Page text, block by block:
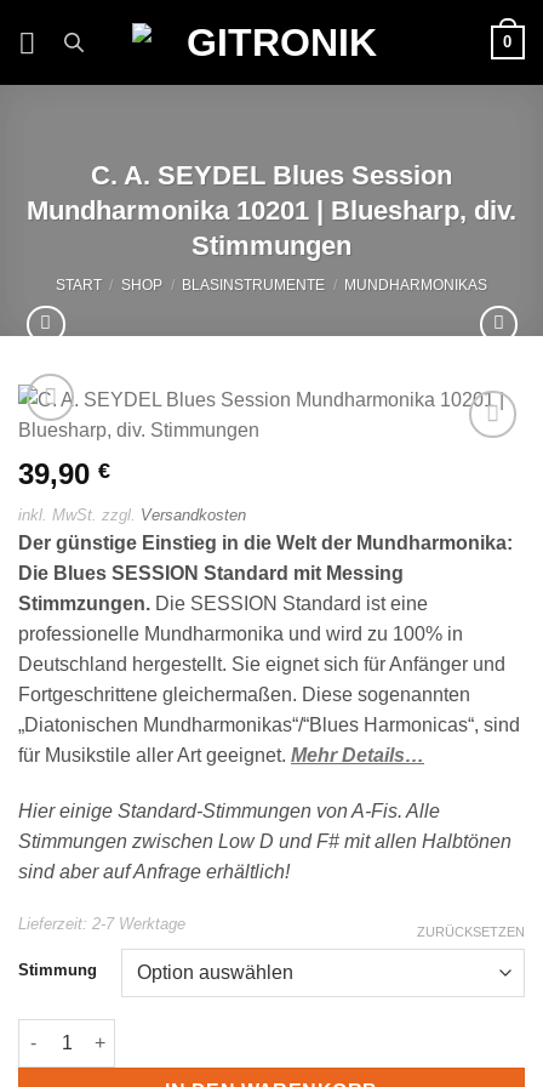
0
C. A. SEYDEL Blues Session
Mundharmonika 10201 | Bluesharp, div.
Stimmungen
START / SHOP / BLASINSTRUMENTE / MUNDHARMONIKAS
39,90 €
inkl. MwSt. zzgl. Versandkosten
Der günstige Einstieg in die Welt der Mundharmonika:
Die Blues SESSION Standard mit Messing
Stimmzungen. Die SESSION Standard ist eine
professionelle Mundharmonika und wird zu 100% in
Deutschland hergestellt. Sie eignet sich für Anfänger und
Fortgeschrittene gleichermaßen. Diese sogenannten
„Diatonischen Mundharmonikas“/“Blues Harmonicas“, sind
für Musikstile aller Art geeignet. Mehr Details…
Hier einige Standard-Stimmungen von A-Fis. Alle
Stimmungen zwischen Low D und F# mit allen Halbtönen
sind aber auf Anfrage erhältlich!
Lieferzeit: 2-7 Werktage
Stimmung
ZURÜCKSETZEN
C. A. SEYDEL Blues Session Mundharmonika 10201 |